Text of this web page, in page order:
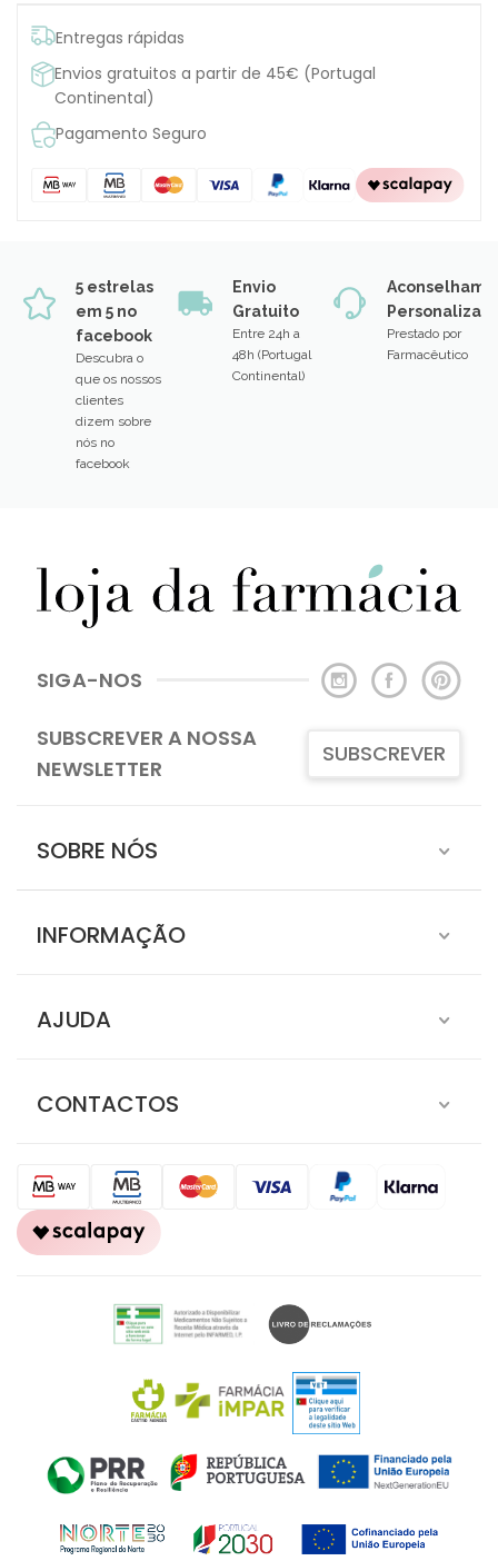
Entregas rápidas
Envios gratuitos a partir de 45€ (Portugal
Continental)
Pagamento Seguro
5 estrelas
em 5 no
facebook
Descubra o
que os nossos
clientes
dizem sobre
nós no
facebook
Envio
Gratuito
Entre 24h a
48h (Portugal
Continental)
Prestado por
Farmacêutico
SIGA-NOS
SUBSCREVER A NOSSA
NEWSLETTER
SUBSCREVER
SOBRE NÓS
INFORMAÇÃO
AJUDA
CONTACTOS